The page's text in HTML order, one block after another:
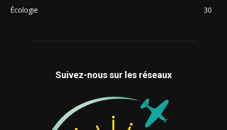
Écologie
30
Suivez-nous sur les réseaux